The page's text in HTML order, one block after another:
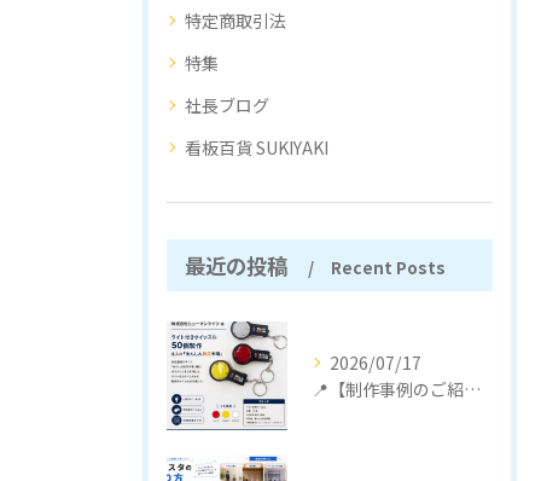
特定商取引法
特集
社長ブログ
看板百貨 SUKIYAKI
最近の投稿 Recent Posts
2026/07/17
📍【制作事例のご紹介】